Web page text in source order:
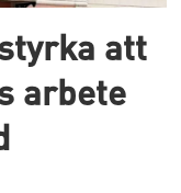
att
arbete